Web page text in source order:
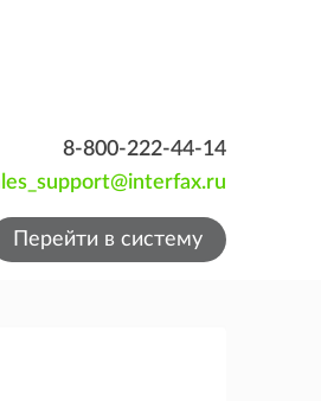
8-800-222-44-14
Перейти в систему